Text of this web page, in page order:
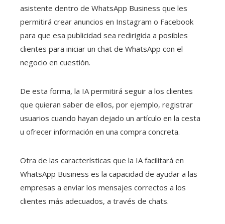
asistente dentro de WhatsApp Business que les
permitirá crear anuncios en Instagram o Facebook
para que esa publicidad sea redirigida a posibles
clientes para iniciar un chat de WhatsApp con el
negocio en cuestión.
De esta forma, la IA permitirá seguir a los clientes
que quieran saber de ellos, por ejemplo, registrar
usuarios cuando hayan dejado un artículo en la cesta
u ofrecer información en una compra concreta.
Otra de las características que la IA facilitará en
WhatsApp Business es la capacidad de ayudar a las
empresas a enviar los mensajes correctos a los
clientes más adecuados, a través de chats.